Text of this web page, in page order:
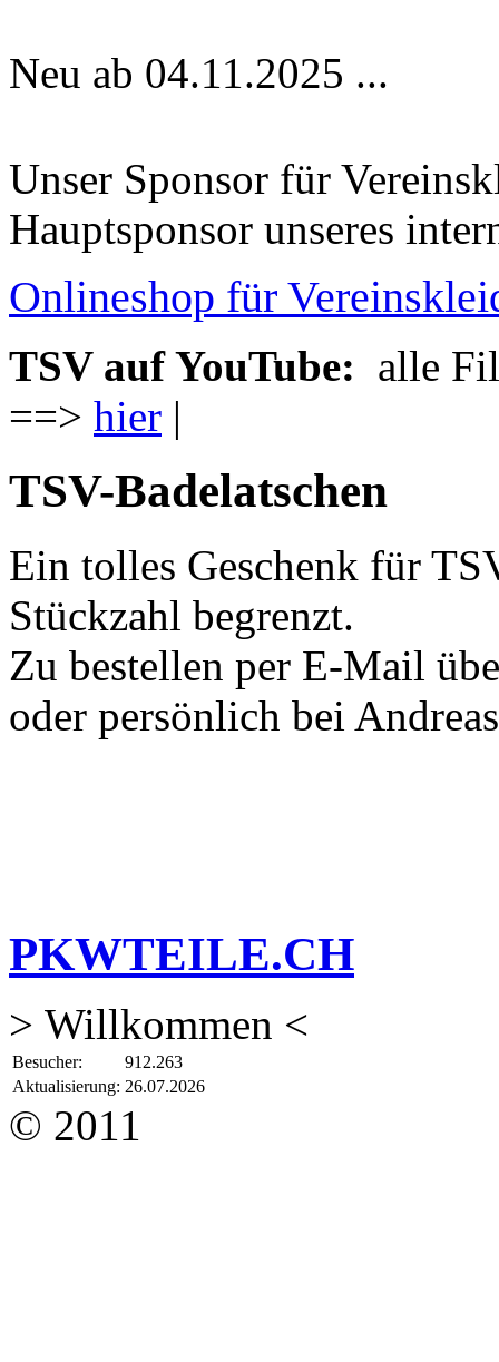
Neu ab 04.11.2025 ...
Unser Sponsor für
Hauptsponsor unseres
Onlineshop für
TSV auf YouTube: alle
==> hier |
TSV-Badelatschen
Ein tolles Geschenk für
Stückzahl begrenzt.
Zu bestellen per E-Mail
oder persönlich bei
PKWTEILE.CH
> Willkommen <
Besucher:
912.263
Aktualisierung: 26.07.2026
© 2011